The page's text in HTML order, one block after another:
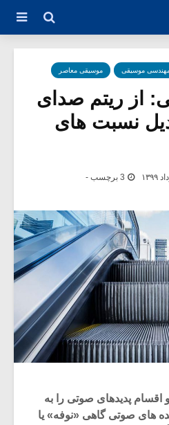
موسیقی موسیقی معاصر
از ریتم صدای
نسبت های
3 برچسب -
اقسام پدیدهای صوتی را به
های صوتی گاهی «نوفه» یا